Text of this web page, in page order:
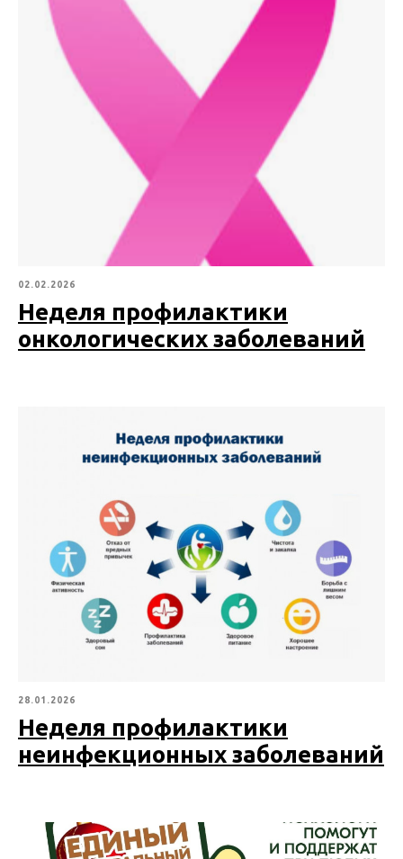
02.02.2026
Неделя профилактики
онкологических заболеваний
28.01.2026
Неделя профилактики
неинфекционных заболеваний